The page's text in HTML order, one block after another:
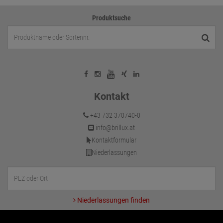
Produktsuche
Kontakt
+43 732 370740-0
info@brillux.at
Kontaktformular
Niederlassungen
Niederlassungen finden